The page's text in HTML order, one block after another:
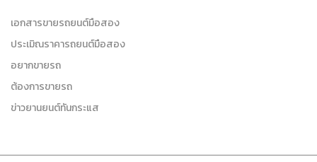
เอกสารขายรถยนต์มือสอง
ประเมิณราคารถยนต์มือสอง
อยากขายรถ
ต้องการขายรถ
ข่าวยานยนต์ทันกระแส